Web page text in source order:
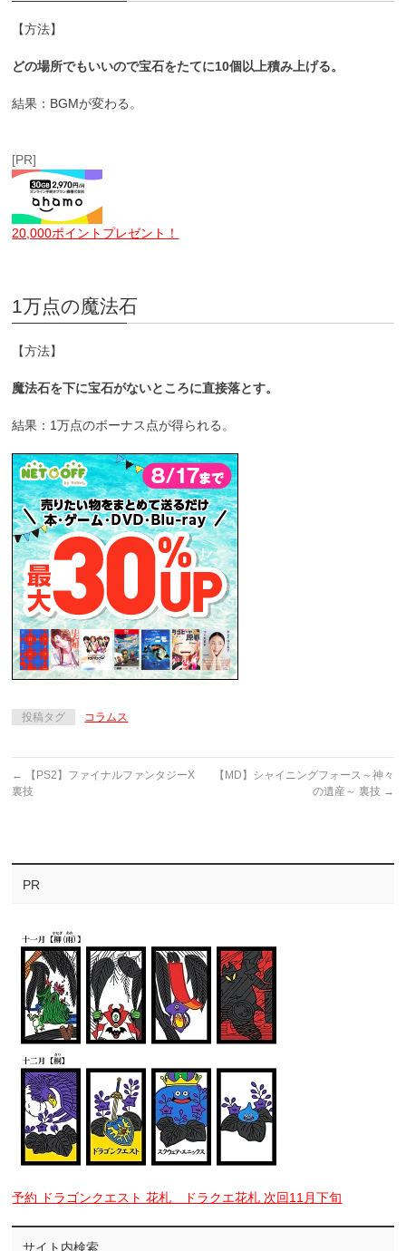
【方法】
どの場所でもいいので宝石をたてに10個以上積み上げる。
結果：BGMが変わる。
[PR]
20,000ポイントプレゼント！
1万点の魔法石
【方法】
魔法石を下に宝石がないところに直接落とす。
結果：1万点のボーナス点が得られる。
投稿タグ コラムス
←
【PS2】ファイナルファンタジーX
裏技
【MD】シャイニングフォース～神々
の遺産～ 裏技 →
PR
予約 ドラゴンクエスト 花札 ドラクエ花札 次回11月下旬
サイト内検索